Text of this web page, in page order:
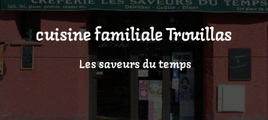
cuisine familiale Trouillas
Les saveurs du temps